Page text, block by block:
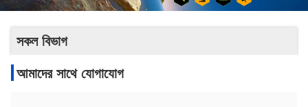
সকল বিভাগ
আমাদের সাথে যোগাযোগ